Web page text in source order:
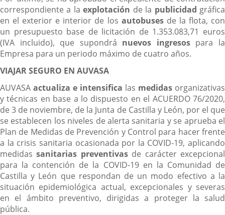
correspondiente a laexplotación de la publicidad gráfica
en el exterior e interior de los autobusesde la flota, con
un presupuesto base de licitación de 1.353.083,71 euros
(IVA incluido), que supondrá nuevos ingresospara la
Empresa para un periodo máximo de cuatro años.
VIAJAR SEGURO EN AUVASA
AUVASA actualiza e intensifica las medidas organizativas
y técnicas en base a lo dispuesto en el ACUERDO 76/2020,
de 3 de noviembre, de la Junta de Castilla y León, por el que
se establecen los niveles de alerta sanitaria y se aprueba el
Plan de Medidas de Prevención y Control para hacer frente
a la crisis sanitaria ocasionada por la COVID-19, aplicando
medidassanitarias preventivasde carácter excepcional
para la contención de la COVID-19 en la Comunidad de
Castilla y León que respondan de un modo efectivo a la
situación epidemiológica actual, excepcionales y severas
en el ámbito preventivo, dirigidas a proteger la salud
pública.